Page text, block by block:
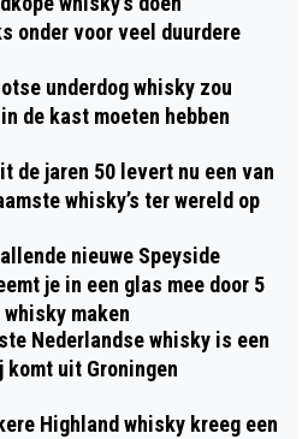
onder voor veel duurdere
underdog whisky zou
de kast moeten hebben
de jaren 50 levert nu een van
whisky’s ter wereld op
nieuwe Speyside
je in een glas mee door 5
maken
Nederlandse whisky is een
uit Groningen
Highland whisky kreeg een